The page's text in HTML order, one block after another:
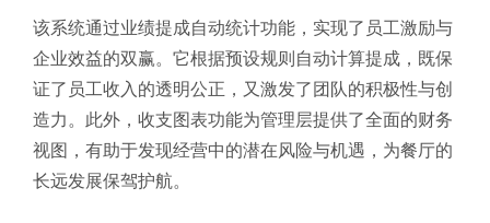
该系统通过业绩提成自动统计功能，实现了员工激励与
企业效益的双赢。它根据预设规则自动计算提成，既保
证了员工收入的透明公正，又激发了团队的积极性与创
造力。此外，收支图表功能为管理层提供了全面的财务
视图，有助于发现经营中的潜在风险与机遇，为餐厅的
长远发展保驾护航。